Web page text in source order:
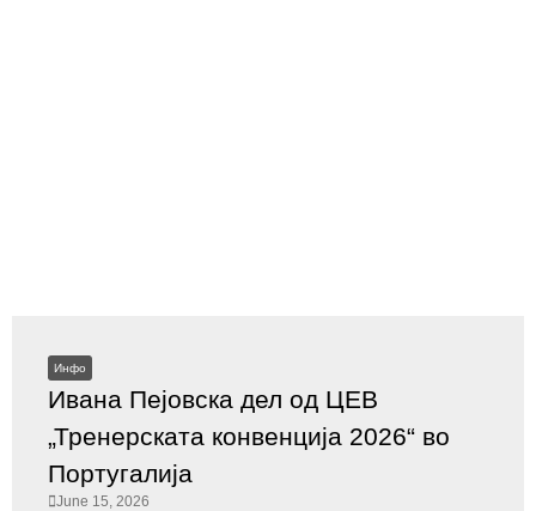
Инфо
Ивана Пејовска дел од ЦЕВ
„Тренерската конвенција 2026“ во
Португалија
June 15, 2026